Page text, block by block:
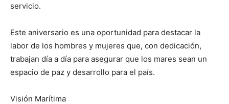
servicio.
Este aniversario es una oportunidad para destacar la
labor de los hombres y mujeres que, con dedicación,
trabajan día a día para asegurar que los mares sean un
espacio de paz y desarrollo para el país.
Visión Marítima